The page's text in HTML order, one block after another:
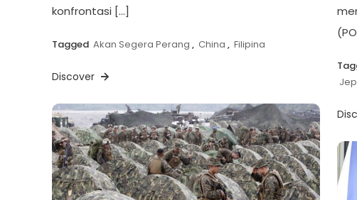
konfrontasi […]
Tagged Akan Segera Perang , China , Filipina
Discover